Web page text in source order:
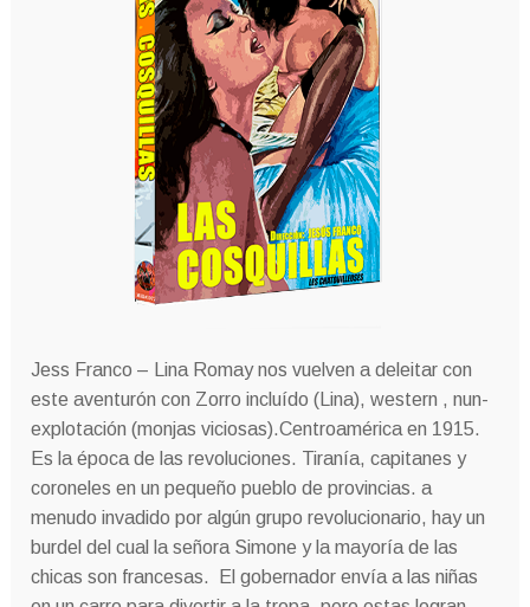
Jess Franco – Lina Romay nos vuelven a deleitar con
este aventurón con Zorro incluído (Lina), western , nun-
explotación (monjas viciosas).Centroamérica en 1915.
Es la época de las revoluciones. Tiranía, capitanes y
coroneles en un pequeño pueblo de provincias. a
menudo invadido por algún grupo revolucionario, hay un
burdel del cual la señora Simone y la mayoría de las
chicas son francesas. El gobernador envía a las niñas